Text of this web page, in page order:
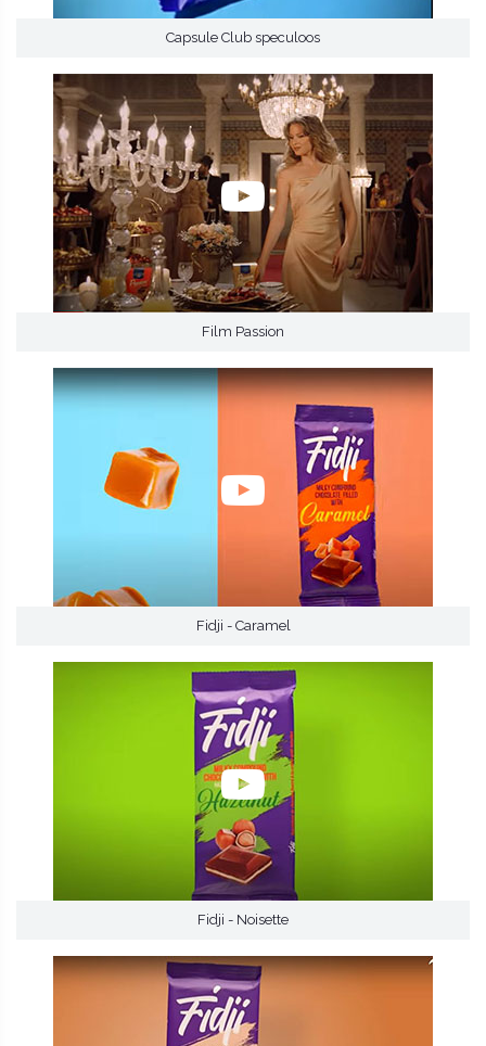
Capsule Club speculoos
Film Passion
Fidji - Caramel
Fidji - Noisette